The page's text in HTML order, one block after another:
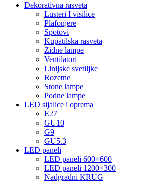
Dekorativna rasveta
Lusteri I visilice
Plafonjere
Spotovi
Kupatilska rasveta
Zidne lampe
Ventilatori
Linijske svetiljke
Rozetne
Stone lampe
Podne lampe
LED sijalice i oprema
E27
GU10
G9
GU5.3
LED paneli
LED paneli 600×600
LED paneli 1200×300
Nadgradni KRUG